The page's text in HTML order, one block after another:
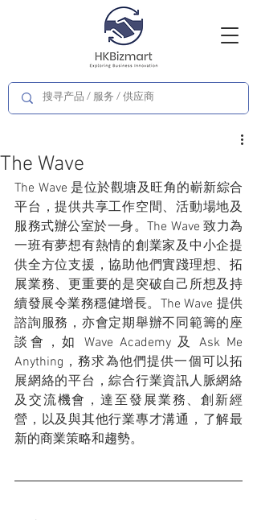
The Wave
The Wave 是位於觀塘及旺角的嶄新綜合
平台，提供共享工作空間、活動場地及
服務式辦公室於一身。The Wave 致力為
一班有夢想有熱情的創業家及中小企提
供全方位支援，協助他們實踐理想、拓
展業務、更重要的是突破自己所想及持
續發展令業務穩健增長。The Wave 提供
諮詢服務，亦會定期舉辦不同範籌的座
談會，如 Wave Academy 及 Ask Me
Anything，務求為他們提供一個可以拓
展網絡的平台，綜合行業資訊人脈網絡
及交流機會，達至發展業務、創新經
營，以及與其他行業專才溝通，了解最
新的商業策略和趨勢。